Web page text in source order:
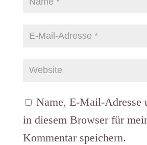
Name, E-Mail-Adresse
in diesem Browser für
Kommentar speichern.